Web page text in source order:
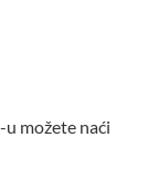
možete naći